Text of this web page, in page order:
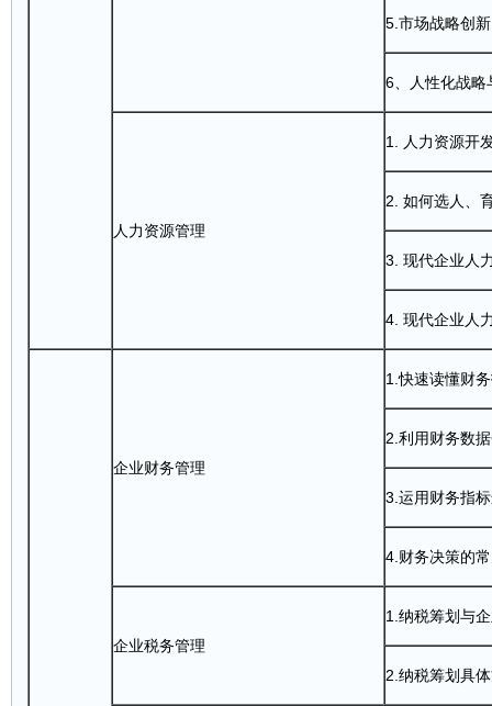
5.市场战略创新
6、人性化战略
人力资源管理
1. 人力资源开
2. 如何选人、
3. 现代企业人
4. 现代企业人
企业财务管理
1.快速读懂财
2.利用财务数
3.运用财务指
4.财务决策的
企业税务管理
1.纳税筹划与
2.纳税筹划具